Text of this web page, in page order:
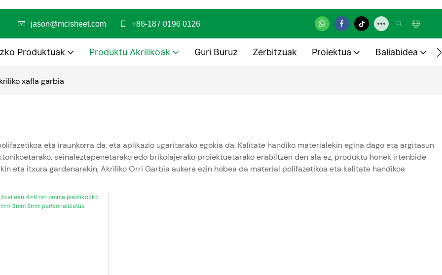
jason@mclsheet.com +86-187 0196 0126
Produktuak Produktu Akrilikoak Guri Buruz Zerbitzuak Proiektua Baliabidea
xafla garbia
eta iraunkorra da, eta aplikazio ugaritarako egokia da. Kalitate handiko materialekin egina dago eta argitasun
seinaleztapenetarako edo brikolajerako proiektuetarako erabiltzen den ala ez, produktu honek irtenbide
eta itxura gardenarekin, Akriliko Orri Garbia aukera ezin hobea da material polifazetikoa eta kalitate handikoa